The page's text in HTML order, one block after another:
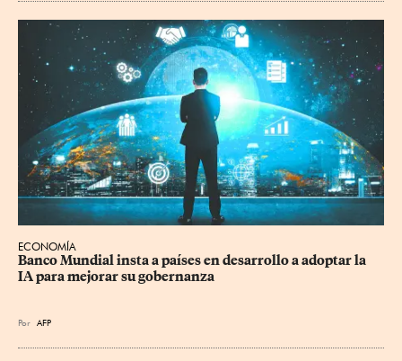
ECONOMÍA
Banco Mundial insta a países en desarrollo a adoptar la
IA para mejorar su gobernanza
Por AFP